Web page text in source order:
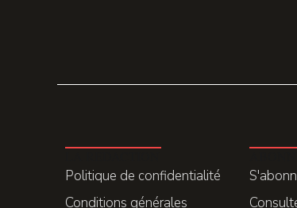
Politique de confidentialité
Conditions générales